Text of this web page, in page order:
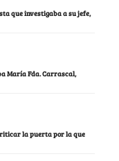
que investigaba a su jefe,
María Fda. Carrascal,
la puerta por la que